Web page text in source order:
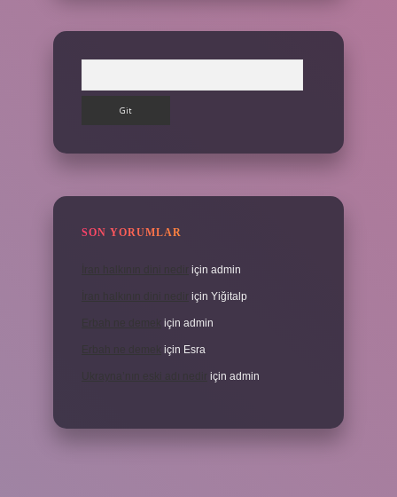
SON YORUMLAR
için admin
için Yiğitalp
için admin
için Esra
için admin